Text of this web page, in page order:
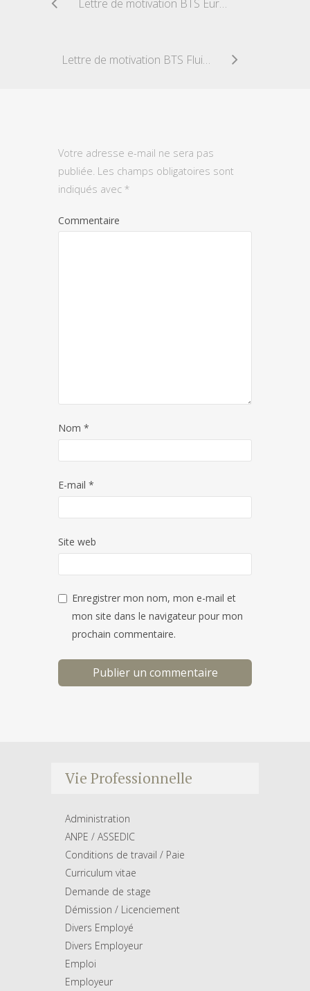
Lettre de motivation BTS EuroPlastic
Lettre de motivation BTS Fluide, énergie, environnement
Votre adresse e-mail ne sera pas
publiée. Les champs obligatoires sont
indiqués avec *
Commentaire
Nom *
E-mail *
Site web
Enregistrer mon nom, mon e-mail et
mon site dans le navigateur pour mon
prochain commentaire.
Vie Professionnelle
Administration
ANPE / ASSEDIC
Conditions de travail / Paie
Curriculum vitae
Demande de stage
Démission / Licenciement
Divers Employé
Divers Employeur
Emploi
Employeur